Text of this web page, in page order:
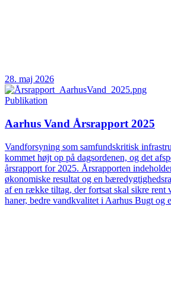
28. maj 2026
Publikation
Aarhus Vand Årsrapport 2025
Vandforsyning som samfundskritisk
kommet højt op på dagsordenen, og det
årsrapport for 2025. Årsrapporten
økonomiske resultat og en
af en række tiltag, der fortsat skal sikre rent
haner, bedre vandkvalitet i Aarhus Bugt og